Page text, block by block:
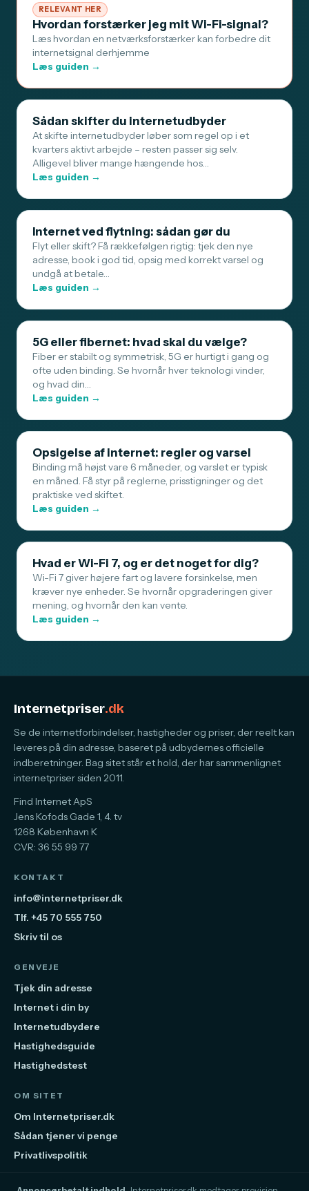
RELEVANT HER
Hvordan forstærker jeg mit Wi-Fi-signal?
Læs hvordan en netværksforstærker kan forbedre dit
internetsignal derhjemme
Læs guiden →
Sådan skifter du internetudbyder
At skifte internetudbyder løber som regel op i et
kvarters aktivt arbejde – resten passer sig selv.
Alligevel bliver mange hængende hos…
Læs guiden →
Internet ved flytning: sådan gør du
Flyt eller skift? Få rækkefølgen rigtig: tjek den nye
adresse, book i god tid, opsig med korrekt varsel og
undgå at betale…
Læs guiden →
5G eller fibernet: hvad skal du vælge?
Fiber er stabilt og symmetrisk, 5G er hurtigt i gang og
ofte uden binding. Se hvornår hver teknologi vinder,
og hvad din…
Læs guiden →
Opsigelse af internet: regler og varsel
Binding må højst vare 6 måneder, og varslet er typisk
en måned. Få styr på reglerne, prisstigninger og det
praktiske ved skiftet.
Læs guiden →
Hvad er Wi-Fi 7, og er det noget for dig?
Wi-Fi 7 giver højere fart og lavere forsinkelse, men
kræver nye enheder. Se hvornår opgraderingen giver
mening, og hvornår den kan vente.
Læs guiden →
Internetpriser.dk
Se de internetforbindelser, hastigheder og priser, der reelt kan
leveres på din adresse, baseret på udbydernes officielle
indberetninger. Bag sitet står et hold, der har sammenlignet
internetpriser siden 2011.
Find Internet ApS
Jens Kofods Gade 1, 4. tv
1268 København K
CVR: 36 55 99 77
KONTAKT
info@internetpriser.dk
Tlf. +45 70 555 750
Skriv til os
GENVEJE
Tjek din adresse
Internet i din by
Internetudbydere
Hastighedsguide
Hastighedstest
OM SITET
Om Internetpriser.dk
Sådan tjener vi penge
Privatlivspolitik